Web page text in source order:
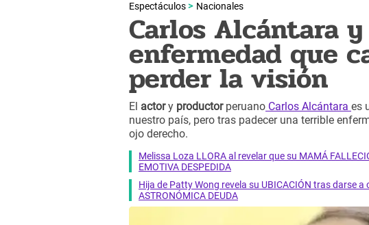
Espectáculos Nacionales
Carlos Alcántara
enfermedad que
perder la visión
El actory productorperuano Carlos Alcántara es
nuestro país, pero tras padecer una terrible
ojo derecho.
Melissa Loza LLORA al revelar que su MAMÁ
EMOTIVA DESPEDIDA
Hija de Patty Wong revela su UBICACIÓN tras darse
ASTRONÓMICA DEUDA